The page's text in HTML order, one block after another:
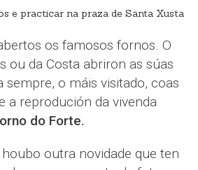
e practicar na praza de Santa Xusta
os famosos fornos. O
ou da Costa abriron as súas
sempre, o máis visitado, coas
a reprodución da vivenda
do Forte.
outra novidade que ten